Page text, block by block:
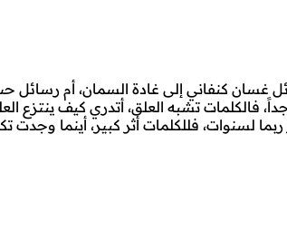
غسان كنفاني إلى غادة السمان، أم رسائل
تشبه العلق، أتدري كيف ينتزع
لسنوات، فللكلمات أثر كبير، أينما